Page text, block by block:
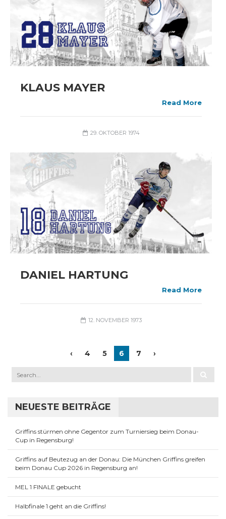
KLAUS MAYER
Read More
29. OKTOBER 1974
DANIEL HARTUNG
Read More
12. NOVEMBER 1973
‹ 4 5 6 7 ›
NEUESTE BEITRÄGE
Griffins stürmen ohne Gegentor zum Turniersieg beim Donau-
Cup in Regensburg!
Griffins auf Beutezug an der Donau: Die München Griffins greifen
beim Donau Cup 2026 in Regensburg an!
MEL 1 FINALE gebucht
Halbfinale 1 geht an die Griffins!